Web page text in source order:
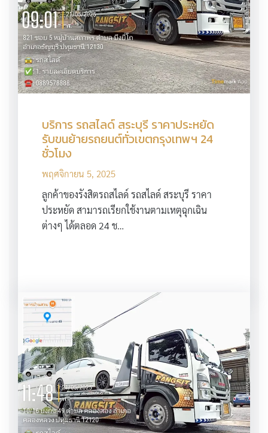
บริการ รถสไลด์ สระบุรี ราคาประหยัด
รับขนย้ายรถยนต์ทั่วเขตกรุงเทพฯ 24
ชั่วโมง
พฤศจิกายน 5, 2025
ลูกค้าของรังสิตรถสไลด์ รถสไลด์ สระบุรี ราคา
ประหยัด สามารถเรียกใช้งานตามเหตุฉุกเฉิน
ต่างๆ ได้ตลอด 24 ช…